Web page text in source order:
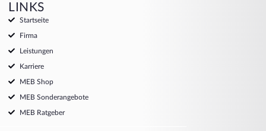
LINKS
Startseite
Firma
Leistungen
Karriere
MEB Shop
MEB Sonderangebote
MEB Ratgeber